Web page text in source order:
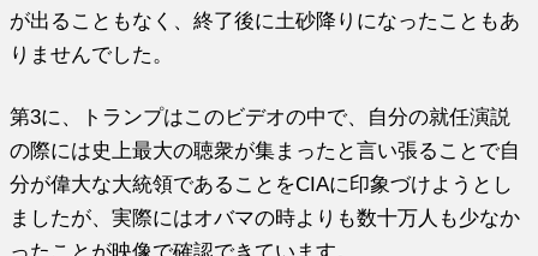
が出ることもなく、終了後に土砂降りになったこともあ
りませんでした。
第3に、トランプはこのビデオの中で、自分の就任演説
の際には史上最大の聴衆が集まったと言い張ることで自
分が偉大な大統領であることをCIAに印象づけようとし
ましたが、実際にはオバマの時よりも数十万人も少なか